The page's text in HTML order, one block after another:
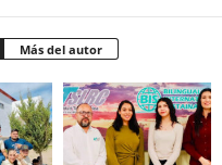
Más del autor